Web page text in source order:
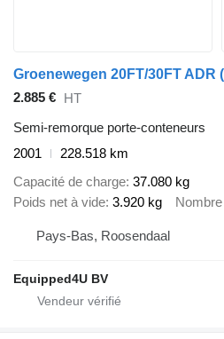
2.885 €
HT
Semi-remorque porte-conteneurs
2001
228.518 km
Capacité de charge 37.080 kg
Poids net à vide 3.920 kg
Pays-Bas, Roosendaal
Equipped4U BV